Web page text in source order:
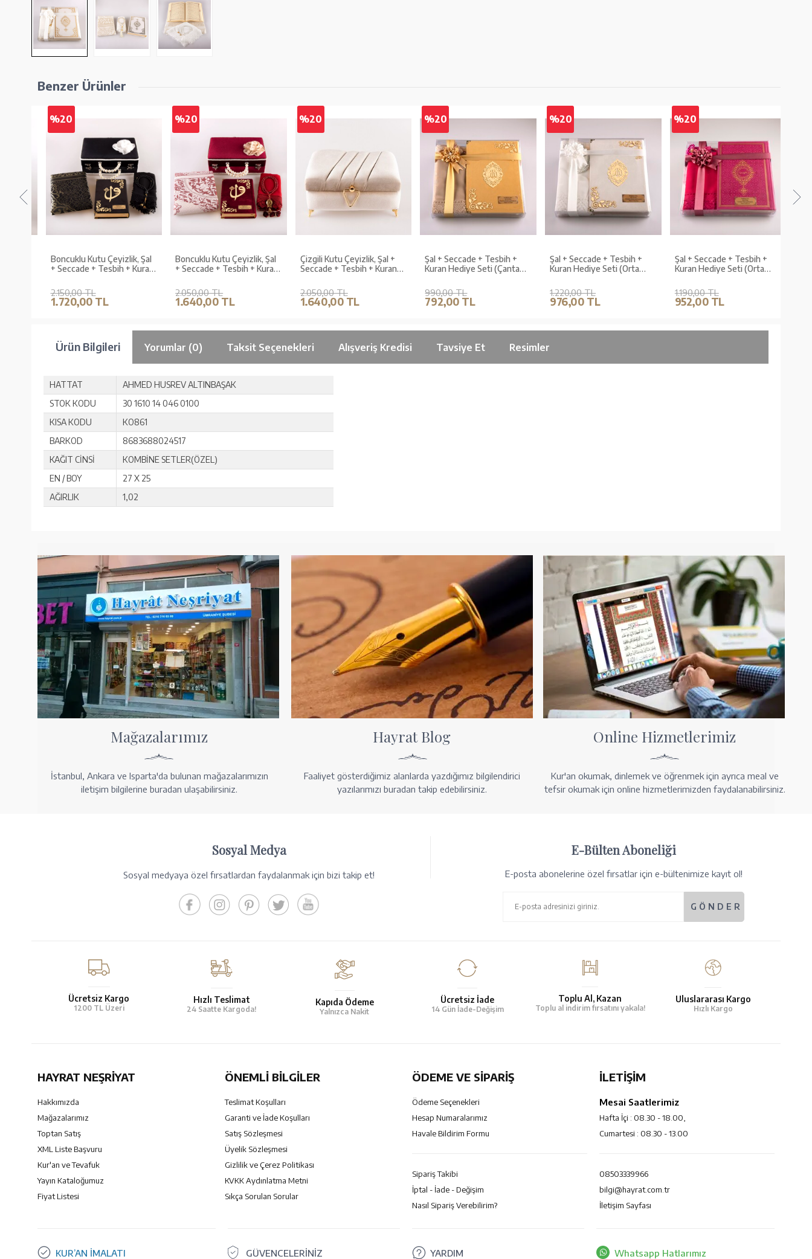
Benzer Ürünler
%20
Boncuklu Kutu Çeyizlik, Şal
+ Seccade + Tesbih + Kuran
Siyah)
2.150,00 TL
1.720,00 TL
%20
Boncuklu Kutu Çeyizlik, Şal
+ Seccade + Tesbih + Kuran
Bordo)
2.050,00 TL
1.640,00 TL
%20
Çizgili Kutu Çeyizlik, Şal +
Seccade + Tesbih + Kuran
Vizon, Elif-Vav)
2.050,00 TL
1.640,00 TL
%20
Şal + Seccade + Tesbih +
Kuran Hediye Seti (Çanta
Lafzatullah)
990,00 TL
792,00 TL
%20
Şal + Seccade + Tesbih +
Kuran Hediye Seti (Orta
Lafzatullah)
1.220,00 TL
976,00 TL
%20
Şal + Seccade + Tesbih +
Kuran Hediye Seti (Orta
1.190,00 TL
952,00 TL
Ürün Bilgileri Yorumlar (0) Taksit Seçenekleri Alışveriş Kredisi Tavsiye Et Resimler
HATTAT
AHMED HUSREV ALTINBAŞAK
STOK KODU
30 1610 14 046 0100
KISA KODU
KO861
BARKOD
8683688024517
KAĞIT CİNSİ
KOMBİNE SETLER(ÖZEL)
EN / BOY
27 X 25
AĞIRLIK
1,02
Mağazalarımız
İstanbul, Ankara ve Isparta'da bulunan mağazalarımızın
iletişim bilgilerine buradan ulaşabilirsiniz.
Hayrat Blog
Faaliyet gösterdiğimiz alanlarda yazdığımız bilgilendirici
yazılarımızı buradan takip edebilirsiniz.
Online Hizmetlerimiz
Kur'an okumak, dinlemek ve öğrenmek için ayrıca meal ve
tefsir okumak için online hizmetlerimizden faydalanabilirsiniz.
Sosyal Medya
Sosyal medyaya özel fırsatlardan faydalanmak için bizi takip et!
E-Bülten Aboneliği
E-posta abonelerine özel fırsatlar için e-bültenimize kayıt ol!
Ücretsiz Kargo
1200 TL Üzeri
Hızlı Teslimat
24 Saatte Kargoda!
Kapıda Ödeme
Yalnızca Nakit
Ücretsiz İade
14 Gün İade-Değişim
Toplu Al, Kazan
Toplu al indirim fırsatını yakala!
Uluslararası Kargo
Hızlı Kargo
HAYRAT NEŞRIYAT
Hakkımızda
Mağazalarımız
Toptan Satış
XML Liste Başvuru
Kur'an ve Tevafuk
Yayın Kataloğumuz
Fiyat Listesi
ÖNEMLI BILGILER
Teslimat Koşulları
Garanti ve İade Koşulları
Satış Sözleşmesi
Üyelik Sözleşmesi
Gizlilik ve Çerez Politikası
KVKK Aydınlatma Metni
Sıkça Sorulan Sorular
ÖDEME VE SİPARİŞ
Ödeme Seçenekleri
Hesap Numaralarımız
Havale Bildirim Formu
Sipariş Takibi
İptal - İade - Değişim
Nasıl Sipariş Verebilirim?
İLETİŞİM
Mesai Saatlerimiz
Hafta İçi : 08.30 - 18.00,
Cumartesi : 08.30 - 13.00
08503339966
bilgi@hayrat.com.tr
İletişim Sayfası
KUR’AN İMALATI GÜVENCELERİNİZ YARDIM Whatsapp Hatlarımız